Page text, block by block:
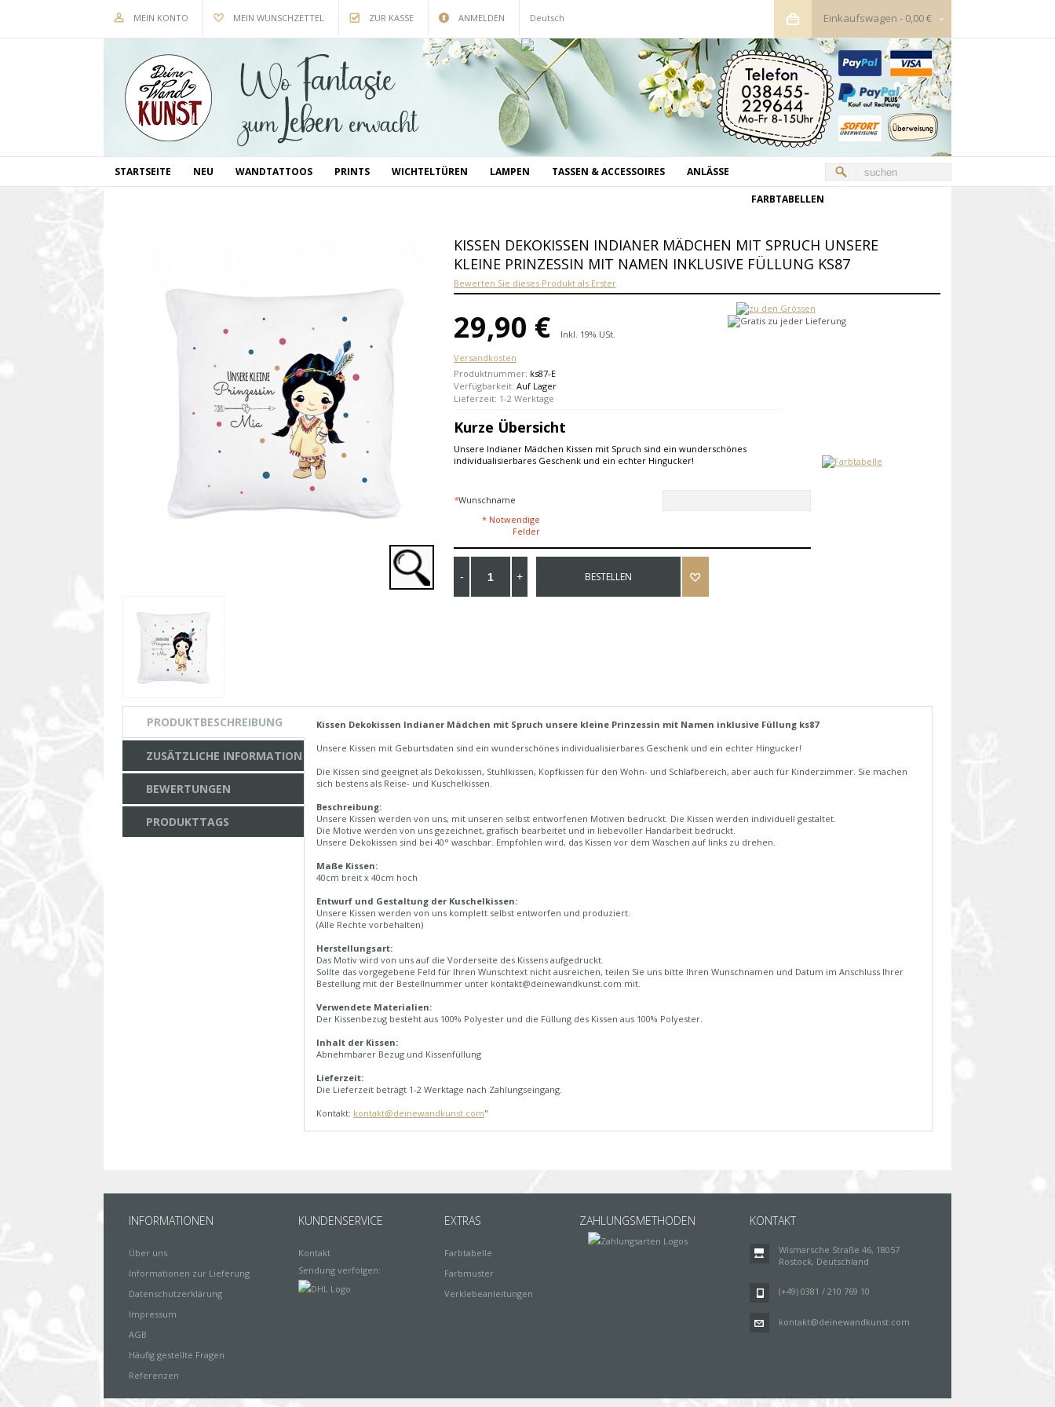
MEIN KONTO MEIN WUNSCHZETTEL ZUR KASSE ANMELDEN Deutsch Einkaufswagen - 0,00 €
STARTSEITE NEU WANDTATTOOS PRINTS WICHTELTÜREN LAMPEN TASSEN & ACCESSOIRES ANLÄSSE
FARBTABELLEN
KISSEN DEKOKISSEN INDIANER MÄDCHEN MIT SPRUCH UNSERE
KLEINE PRINZESSIN MIT NAMEN INKLUSIVE FÜLLUNG KS87
Bewerten Sie dieses Produkt als Erster
29,90 €
Inkl. 19% USt.
Versandkosten
Produktnummer: ks87-E
Verfügbarkeit: Auf Lager
Lieferzeit: 1-2 Werktage
Kurze Übersicht
Unsere Indianer Mädchen Kissen mit Spruch sind ein wunderschönes
individualisierbares Geschenk und ein echter Hingucker!
*Wunschname
* Notwendige
Felder
BESTELLEN
PRODUKTBESCHREIBUNG
ZUSÄTZLICHE INFORMATION
BEWERTUNGEN
PRODUKTTAGS
Kissen Dekokissen Indianer Mädchen mit Spruch unsere kleine Prinzessin mit Namen inklusive Füllung ks87
Unsere Kissen mit Geburtsdaten sind ein wunderschönes individualisierbares Geschenk und ein echter Hingucker!
Die Kissen sind geeignet als Dekokissen, Stuhlkissen, Kopfkissen für den Wohn- und Schlafbereich, aber auch für Kinderzimmer. Sie machen
sich bestens als Reise- und Kuschelkissen.
Beschreibung:
Unsere Kissen werden von uns, mit unseren selbst entworfenen Motiven bedruckt. Die Kissen werden individuell gestaltet.
Die Motive werden von uns gezeichnet, grafisch bearbeitet und in liebevoller Handarbeit bedruckt.
Unsere Dekokissen sind bei 40° waschbar. Empfohlen wird, das Kissen vor dem Waschen auf links zu drehen.
Maße Kissen:
40cm breit x 40cm hoch
Entwurf und Gestaltung der Kuschelkissen:
Unsere Kissen werden von uns komplett selbst entworfen und produziert.
(Alle Rechte vorbehalten)
Herstellungsart:
Das Motiv wird von uns auf die Vorderseite des Kissens aufgedruckt.
Sollte das vorgegebene Feld für Ihren Wunschtext nicht ausreichen, teilen Sie uns bitte Ihren Wunschnamen und Datum im Anschluss Ihrer
Bestellung mit der Bestellnummer unter kontakt@deinewandkunst.com mit.
Verwendete Materialien:
Der Kissenbezug besteht aus 100% Polyester und die Füllung des Kissen aus 100% Polyester.
Inhalt der Kissen:
Abnehmbarer Bezug und Kissenfüllung
Lieferzeit:
Die Lieferzeit beträgt 1-2 Werktage nach Zahlungseingang.
Kontakt: kontakt@deinewandkunst.com"
INFORMATIONEN
Über uns
Informationen zur Lieferung
Datenschutzerklärung
Impressum
AGB
Häufig gestellte Fragen
Referenzen
KUNDENSERVICE
Kontakt
Sendung verfolgen:
EXTRAS
Farbtabelle
Farbmuster
Verklebeanleitungen
ZAHLUNGSMETHODEN KONTAKT
Wismarsche Straße 46, 18057
Rostock, Deutschland
(+49) 0381 / 210 769 10
kontakt@deinewandkunst.com